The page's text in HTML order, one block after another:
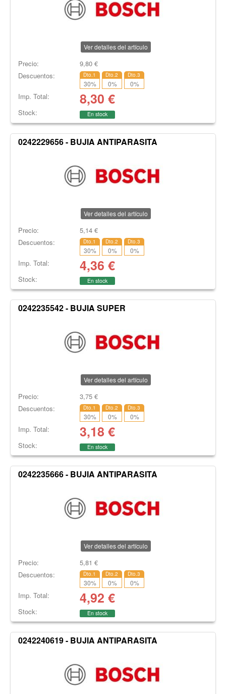
Ver detalles del artículo
Precio: 9,80€
Descuentos:
Dto.1
30%
Dto.2
0%
Dto.3
0%
Imp. Total: 8,30 €
Stock: En stock
0242229656 - BUJIA ANTIPARASITA
Ver detalles del artículo
Precio: 5,14€
Descuentos:
Dto.1
30%
Dto.2
0%
Dto.3
0%
Imp. Total: 4,36 €
Stock: En stock
0242235542 - BUJIA SUPER
Ver detalles del artículo
Precio: 3,75€
Descuentos:
Dto.1
30%
Dto.2
0%
Dto.3
0%
Imp. Total: 3,18 €
Stock: En stock
0242235666 - BUJIA ANTIPARASITA
Ver detalles del artículo
Precio: 5,81 €
Descuentos:
Dto.1
30%
Dto.2
0%
Dto.3
0%
Imp. Total: 4,92 €
Stock: En stock
0242240619 - BUJIA ANTIPARASITA